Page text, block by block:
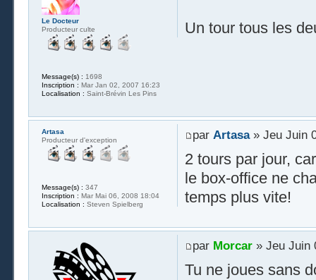
Un tour tous les
Le Docteur
Producteur culte
Message(s) : 1698
Inscription : Mar Jan 02, 2007 16:23
Localisation : Saint-Brévin Les Pins
par Artasa» Jeu Juin
2 tours par jour,
le box-office ne
temps plus vite!
Artasa
Producteur d'exception
Message(s) : 347
Inscription : Mar Mai 06, 2008 18:04
Localisation : Steven Spielberg
par Morcar» Jeu Juin
Tu ne joues sans